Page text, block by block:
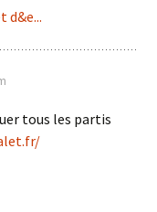
d&e...
tous les partis